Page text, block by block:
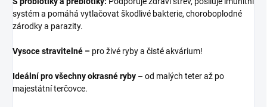
systém a pomáhá vytlačovat škodlivé bakterie, choroboplodné
zárodky a parazity.
Vysoce stravitelné – pro živé ryby a čisté akvárium!
Ideální pro všechny okrasné ryby – od malých teter až po
majestátní terčovce.